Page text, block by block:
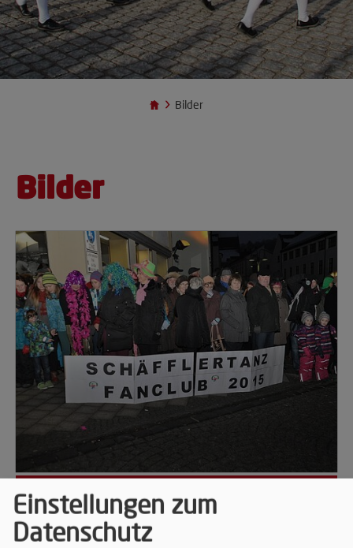
Bilder
Bilder
2015
89 Alben
Einstellungen zum
Datenschutz